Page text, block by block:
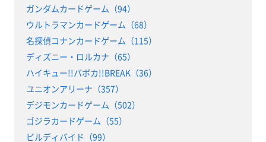
ガンダムカードゲーム（94）
ウルトラマンカードゲーム（68）
名探偵コナンカードゲーム（115）
ディズニー・ロルカナ（65）
ハイキュー!!バボカ!!BREAK（36）
ユニオンアリーナ（357）
デジモンカードゲーム（502）
ゴジラカードゲーム（55）
ビルディバイド（99）